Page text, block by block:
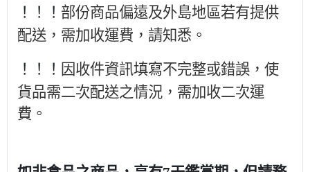
！！！ 部份商品偏遠及外島地區若有提供
配送，需加收運費，請知悉。
！！！ 因收件資訊填寫不完整或錯誤，使
貨品需二次配送之情況，需加收二次運
費。